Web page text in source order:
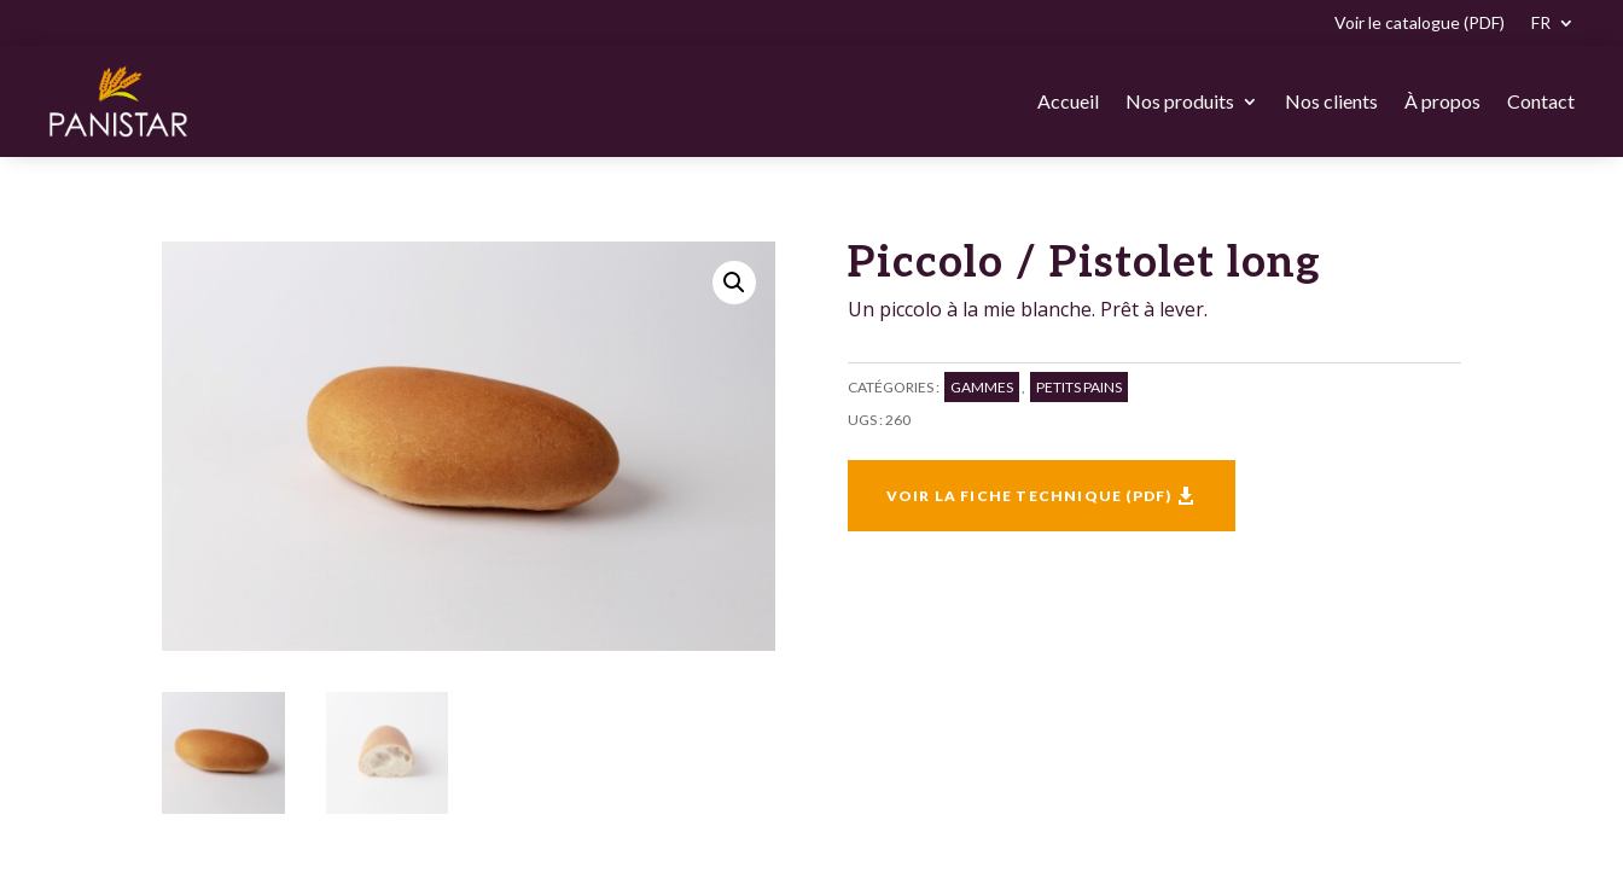
Voir le catalogue (PDF) FR
Accueil Nos produits Nos clients À propos Contact
Piccolo / Pistolet long
Un piccolo à la mie blanche. Prêt à lever.
VOIR LA FICHE TECHNIQUE (PDF) 
UGS : 260
CATÉGORIES : GAMMES PETITS PAINS